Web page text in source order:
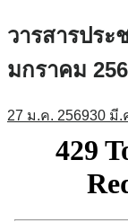
วารสารประ
มกราคม
27 ม.ค. 256930 มี.